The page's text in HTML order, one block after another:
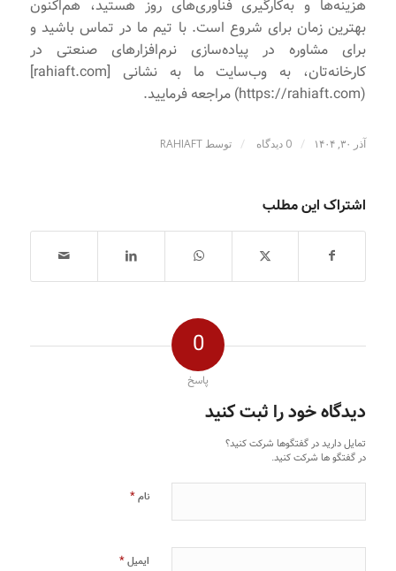
هزینه‌ها و به‌کارگیری فناوری‌های روز هستید، هم‌اکنون
بهترین زمان برای شروع است. با تیم ما در تماس باشید و
برای مشاوره در پیاده‌سازی نرم‌افزارهای صنعتی در
کارخانه‌تان، به وب‌سایت ما به نشانی [rahiaft.com]
(https://rahiaft.com) مراجعه فرمایید.
آذر ۳۰, ۱۴۰۴ / 0 دیدگاه / توسط RAHIAFT
اشتراک این مطلب
0
پاسخ
دیدگاه خود را ثبت کنید
تمایل دارید در گفتگوها شرکت کنید؟
در گفتگو ها شرکت کنید.
نام*
ایمیل*